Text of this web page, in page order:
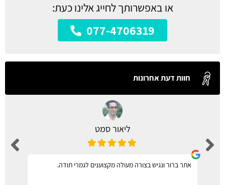
או באפשרותך לחייג אלינו כעת:
077-4706319
חוות דעת אחרונות
ליאור סמט
אתר ברור ונגיש בצורה מעולה מקצוענים לגמרי תודה.